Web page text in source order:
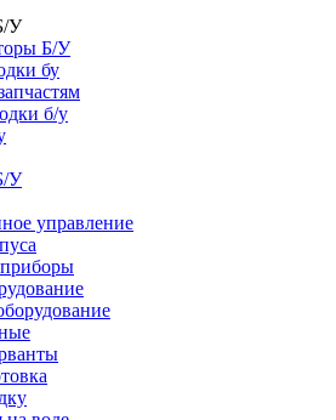
У
Б/У
бу
б/у
У
управление